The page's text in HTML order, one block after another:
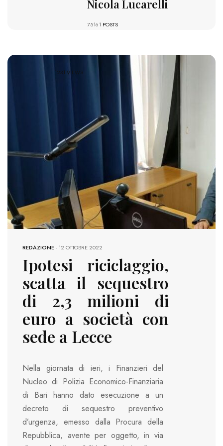
Nicola Lucarelli
75161 POSTS
1231 VIEWS
REDAZIONE-12 OTTOBRE 2022
Ipotesi riciclaggio,
scatta il sequestro
di 2,3 milioni di
euro a società con
sede a Lecce
Nella giornata di ieri, i Finanzieri del
Nucleo di Polizia Economico-Finanziaria
di Bari hanno dato esecuzione a un
decreto di sequestro preventivo
d’urgenza, emesso dalla Procura della
Repubblica, avente per oggetto, in via